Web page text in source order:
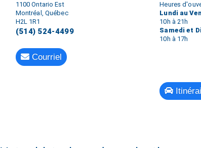
1100 Ontario Est
Montréal, Québec
H2L 1R1
(514) 524-4499
Courriel
Heures
Lundi au
10h à 21h
Samedi et
10h à 17h